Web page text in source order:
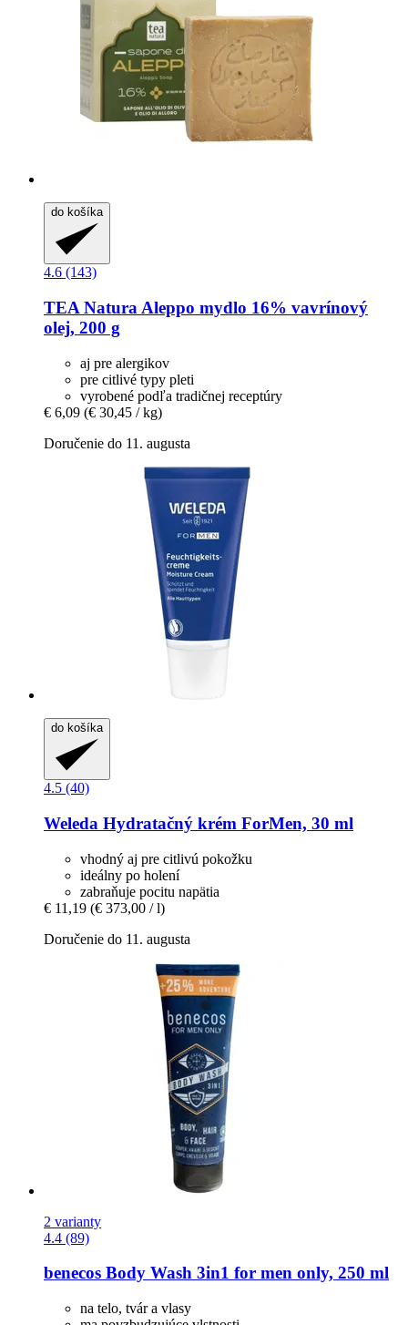
do košíka
4.6 (143)
TEA Natura Aleppo mydlo 16% vavrínový
olej, 200 g
aj pre alergikov
pre citlivé typy pleti
vyrobené podľa tradičnej receptúry
€ 6,09 (€ 30,45 / kg)
Doručenie do 11. augusta
do košíka
4.5 (40)
Weleda Hydratačný krém ForMen, 30 ml
vhodný aj pre citlivú pokožku
ideálny po holení
zabraňuje pocitu napätia
€ 11,19 (€ 373,00 / l)
Doručenie do 11. augusta
2 varianty
4.4 (89)
benecos Body Wash 3in1 for men only, 250 ml
na telo, tvár a vlasy